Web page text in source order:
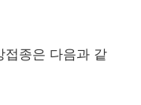
접종은 다음과 같